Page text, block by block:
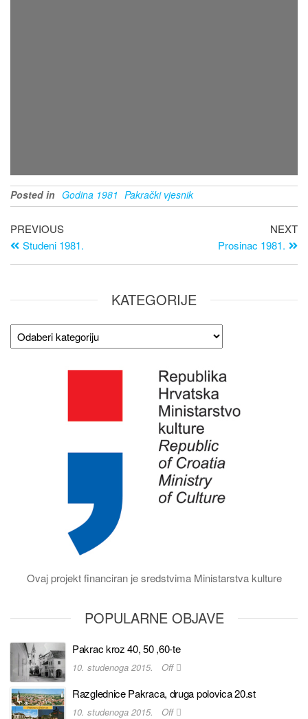
Posted in Godina 1981 Pakrački vjesnik
PREVIOUS
Studeni 1981.
NEXT
Prosinac 1981.
KATEGORIJE
Ovaj projekt financiran je sredstvima Ministarstva kulture
POPULARNE OBJAVE
Pakrac kroz 40, 50 ,60-te
10. studenoga 2015. Off
Razglednice Pakraca, druga polovica 20.st
10. studenoga 2015. Off